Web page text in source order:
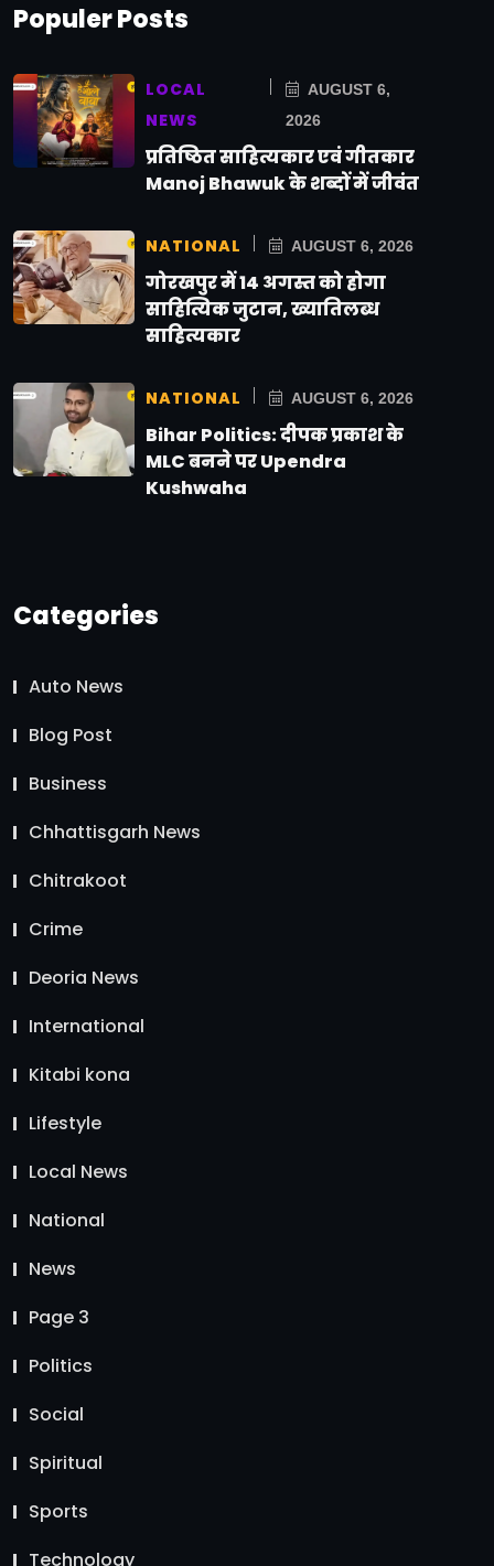
Populer Posts
LOCAL
NEWS
AUGUST 6,
2026
प्रतिष्ठित साहित्यकार एवं गीतकार
Manoj Bhawuk के शब्दों में जीवंत
NATIONAL AUGUST 6, 2026
गोरखपुर में 14 अगस्त को होगा
साहित्यिक जुटान, ख्यातिलब्ध
साहित्यकार
NATIONAL AUGUST 6, 2026
Bihar Politics: दीपक प्रकाश के
MLC बनने पर Upendra
Kushwaha
Categories
Auto News
Blog Post
Business
Chhattisgarh News
Chitrakoot
Crime
Deoria News
International
Kitabi kona
Lifestyle
Local News
National
News
Page 3
Politics
Social
Spiritual
Sports
Technology